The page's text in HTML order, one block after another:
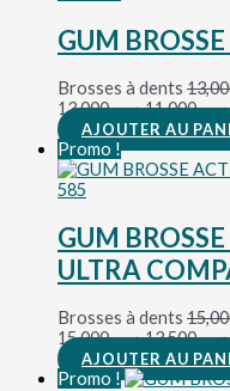
GUM
Brosses à dents
د.ت 13,000.
د.ت11,000
AJOUTER AU
Promo !
GUM
ULTRA
Brosses à dents
د.ت 15,000.
د.ت13,500
AJOUTER AU
Promo !